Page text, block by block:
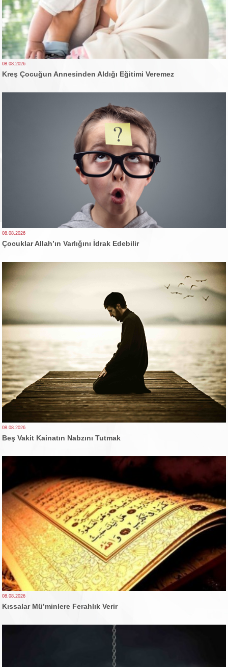
08.08.2026
Kreş Çocuğun Annesinden Aldığı Eğitimi Veremez
08.08.2026
Çocuklar Allah’ın Varlığını İdrak Edebilir
08.08.2026
Beş Vakit Kainatın Nabzını Tutmak
08.08.2026
Kıssalar Mü’minlere Ferahlık Verir